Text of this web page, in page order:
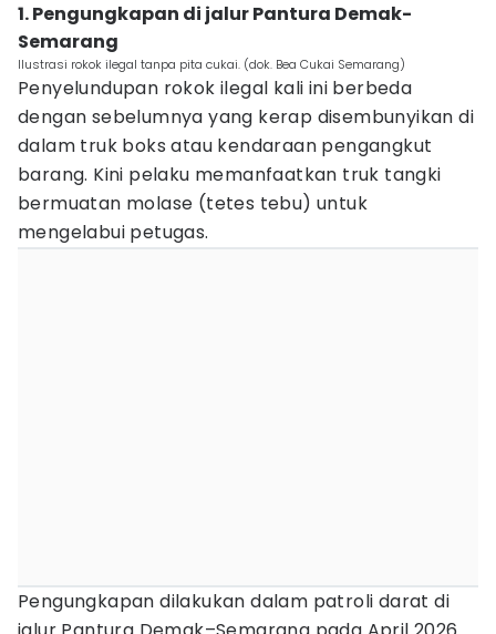
1. Pengungkapan di jalur Pantura Demak-
Semarang
Ilustrasi rokok ilegal tanpa pita cukai. (dok. Bea Cukai Semarang)
Penyelundupan rokok ilegal kali ini berbeda
dengan sebelumnya yang kerap disembunyikan di
dalam truk boks atau kendaraan pengangkut
barang. Kini pelaku memanfaatkan truk tangki
bermuatan molase (tetes tebu) untuk
mengelabui petugas.
Pengungkapan dilakukan dalam patroli darat di